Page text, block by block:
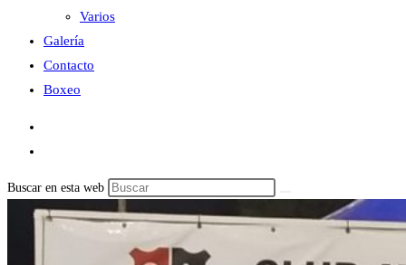
Varios
Galería
Contacto
Boxeo
Buscar en esta web